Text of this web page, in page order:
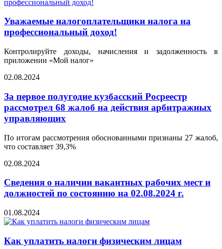
Уважаемые налогоплательщики налога на
профессиональный доход!
Контролируйте доходы, начисления и задолженность в
приложении «Мой налог»
02.08.2024
За первое полугодие кузбасский Росреестр
рассмотрел 68 жалоб на действия арбитражных
управляющих
По итогам рассмотрения обоснованными признаны 27 жалоб,
что составляет 39,3%
02.08.2024
Сведения о наличии вакантных рабочих мест и
должностей по состоянию на 02.08.2024 г.
01.08.2024
Как уплатить налоги физическим лицам